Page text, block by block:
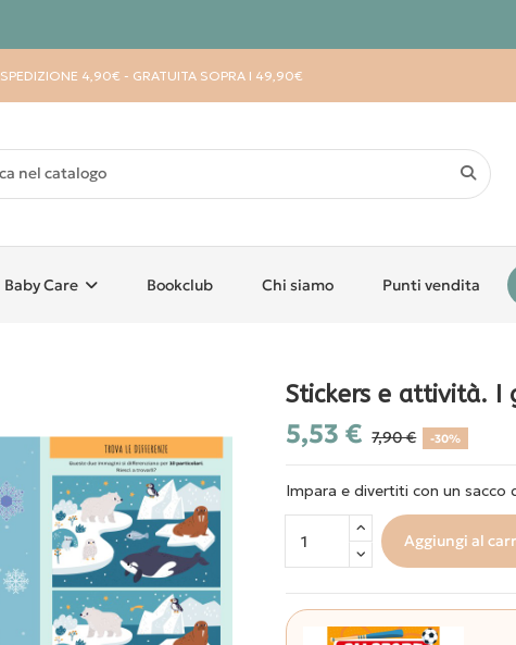
SPEDIZIONE 4,90€ - GRATUITA SOPRA I 49,90€
Baby Care Bookclub Chi siamo Punti vendita
Stickers e attività. I
5,53 € 7,90 € -30%
Impara e divertiti con un sacco
Aggiungi al